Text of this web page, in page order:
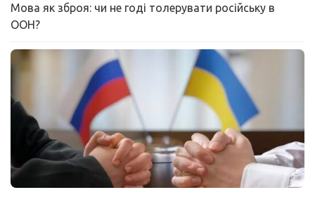
Мова як зброя: чи не годі толерувати російську в
ООН?